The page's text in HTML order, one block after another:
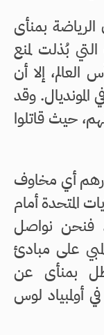
بمنأى
بُذلت لمنع
العالم، إلا أن
المونديال. وقد
حيث قاتلوا
أي مخاوف
المتحدة أمام
الإيرانية في أولمبياد 2028، فنحن نواصل
على مبادئ
بمنأى عن
أولمبياد لوس